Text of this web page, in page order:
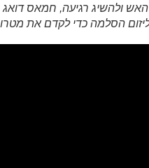
ולהשיג רגיעה, חמאס דואג
הסלמה כדי לקדם את